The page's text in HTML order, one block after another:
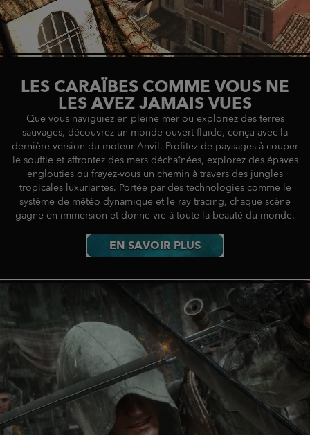
LES CARAÏBES COMME VOUS NE
LES AVEZ JAMAIS VUES
Que vous naviguiez en pleine mer ou exploriez des terres
sauvages, découvrez un monde ouvert fluide, conçu avec la
dernière version du moteur Anvil. Profitez de paysages à couper
le souffle et affrontez des mers déchaînées, explorez des épaves
englouties ou frayez-vous un chemin à travers des jungles
tropicales luxuriantes. Portée par des technologies comme le
système de météo dynamique et le ray tracing, chaque scène
gagne en immersion et donne vie à toute la beauté du monde.
EN SAVOIR PLUS